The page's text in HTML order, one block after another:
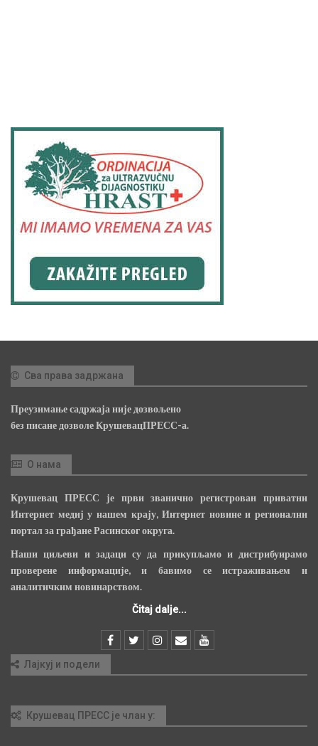
Сва права задржана
Преузимање садржаја није дозвољено
без писане дозволе КрушевацПРЕСС-а.
О нама
Крушевац ПРЕСС је први званично регистрован приватни
Интернет медиј у нашем крају, Интернет новине и регионални
портал за грађане Расинског округа.
Наши циљеви и задаци су да прикупљамо и дистрибуирамо
проверене информације, и бавимо се истраживањем и
аналитичким новинарством.
Čitaj dalje...
Лајкуј и подели
Крушевац ПРЕСС је члан у: